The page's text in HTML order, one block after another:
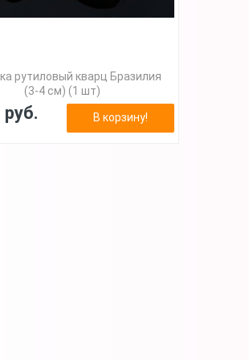
рутиловый кварц Бразилия
(3-4 см) (1 шт)
В корзину!